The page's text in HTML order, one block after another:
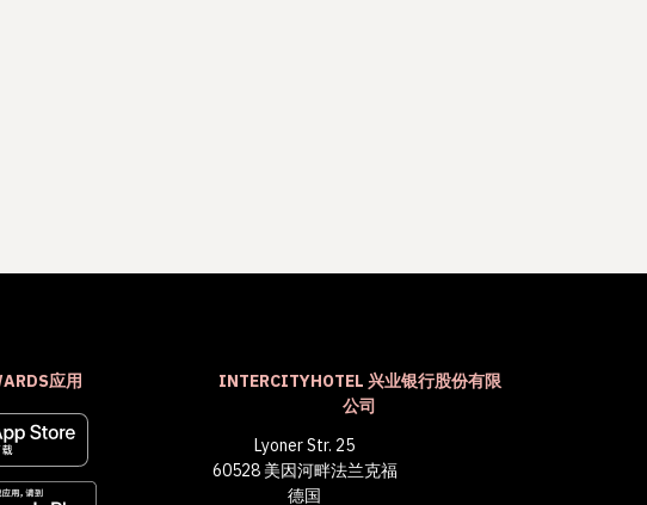
应用
INTERCITYHOTEL 兴业银行股份有限
公司
Lyoner Str. 25
60528 美因河畔法兰克福
德国